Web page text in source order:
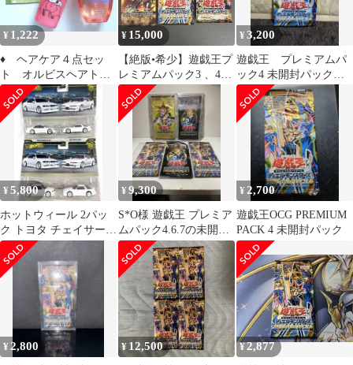
¥ 1,222
♦️ ヘアケア４点セッ
ト オルビスヘアトリ
ートメントウルリスピ
ンクネコ ヒマワリ
¥ 15,000
【絶版•希少】遊戯王プ
レミアムパック3 、4、
5 未開封 美品
¥3,200
遊戯王 プレミアムパ
ック4 未開封パック
PP4 5
¥5,800
ホットウィール 2パッ
ク トヨタ チェイサー
JZX 100 スープラ 4台
¥9,300
S*O様 遊戯王 プレミア
ムパック4.6.7の未開封
品
¥2,700
遊戯王OCG PREMIUM
PACK 4 未開封パック
¥ 2,800 ¥ 12,500 ¥2,877